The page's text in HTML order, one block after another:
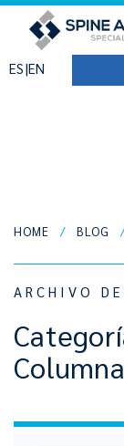
ES|EN
HOME / BLOG
ARCHIVO
Columna